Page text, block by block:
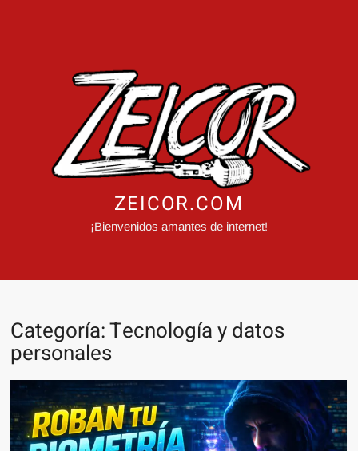
ZEICOR.COM
¡Bienvenidos amantes de internet!
Categoría:Tecnología y datos
personales